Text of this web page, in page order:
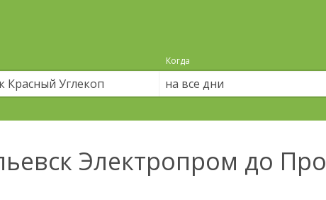
Когда
на все дни
Электропром до